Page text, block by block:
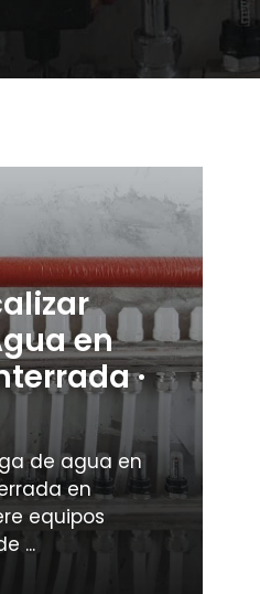
en
·
de agua en
en
equipos
...